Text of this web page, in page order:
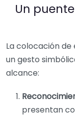
Un
La colocación
un gesto
alcance:
presentan